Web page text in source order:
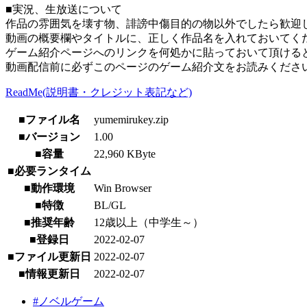
■実況、生放送について
作品の雰囲気を壊す物、誹謗中傷目的の物以外でしたら歓迎
動画の概要欄やタイトルに、正しく作品名を入れておいてく
ゲーム紹介ページへのリンクを何処かに貼っておいて頂ける
動画配信前に必ずこのページのゲーム紹介文をお読みくださ
ReadMe(説明書・クレジット表記など)
■ファイル名
yumemirukey.zip
■バージョン
1.00
■容量
22,960 KByte
■必要ランタイム
■動作環境
Win Browser
■特徴
BL/GL
■推奨年齢
12歳以上（中学生～）
■登録日
2022-02-07
■ファイル更新日 2022-02-07
■情報更新日
2022-02-07
#ノベルゲーム